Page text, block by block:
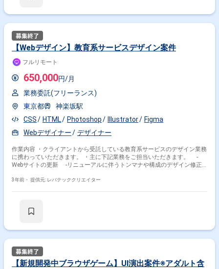
ンのガイドラインやコンポーネントから策定出来る方がマッチします。
【業務内容】 ・要件定義・基本設計 お客様の要望を高い次元で実現へと
導くための新機能の検討、およびUI/UXの設計 電子帳簿保存法・インボイ
ス制度等の法改正への対応 大企業から求められるセキュリティ要件・高可
用性を満たすようなシステム設計 ・詳細設計・実装 DDDを取り入れた設
計指針の下でのアプリケーション実装 既存機能の再設計・リファクタリン
グによる技術的負債の解消 ・プロジェクトマネジメント 大規模開発の進
捗管理 外部の協力会社とのリソース調整 社内のステークホルダーとの調
整業務 ・開発生産性の向上、チームメンバーの成長支援 CI/CD環境の整備
コードレビュー・ペアプログラミングによるコード品質の向上、知識共有
Storybook, Webpack, styled-components, AWS, CircleCI, PostgreSQL, JIRA
※20代〜30代が中心で活気ある雰囲気です。 ※成長意欲が高く、スキルを
急速に伸ばしたい方に最適 ※将来リーダーを目指す方歓迎
【Webデザイン】教育系サービスデザイン案件
フルリモート
650,000円/月
業務委託(フリーランス)
東京都
神楽坂駅
CSS
HTML Photoshop Illustrator
Figma
Webデザイナー
デザイナー
作業内容 ・クライアントから受託している教育系サービスのデザイン業務
に携わっていただきます。 ・主に下記業務をご担当いただきます。 -
Webサイトの更新 -リニューアルに伴うトンマナや構成のデザイン修正
ーの作成 -アプリのストア画像や外部掲載バナーの制作など -デザイン
3年前・ 提供元: レバテッククリエイター
【新規開発中ブラウザゲーム】UI演出案件※アダルト含